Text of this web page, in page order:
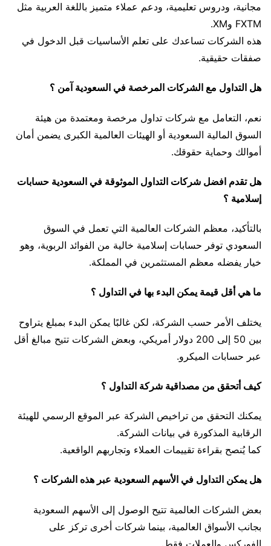
مجانية، ودروس تعليمية، ودعم عملاء متميز باللغة العربية مثل
FXTM وXM.
هذه الشركات تساعدك على تعلم الأساسيات قبل الدخول في
صفقات حقيقية.
هل التداول مع الشركات المرخصة في السعودية آمن ؟
نعم، التعامل مع شركات تداول مرخصة ومعتمدة من هيئة
السوق المالية السعودية أو الهيئات العالمية الكبرى يضمن أمان
أموالك وحماية حقوقك.
هل تقدم افضل شركات التداول الموثوقة في السعودية حسابات
إسلامية ؟
بالتأكيد، معظم الشركات العالمية التي تعمل في السوق
السعودي توفر حسابات إسلامية خالية من الفوائد الربوية، وهو
خيار يفضله معظم المستثمرين في المملكة.
ما هي أقل قيمة يمكن البدء بها في التداول ؟
يختلف الأمر حسب الشركة، لكن غالبًا يمكن البدء بمبلغ يتراوح
بين 50 إلى 200 دولار أمريكي، وبعض الشركات تتيح مبالغ أقل
عبر حسابات الميكرو.
كيف أتحقق من مصداقية شركة التداول ؟
يمكنك التحقق من تراخيص الشركة عبر الموقع الرسمي للهيئة
الرقابية المذكورة في بيانات الشركة.
كما يُنصح بقراءة تقييمات العملاء وتجاربهم الواقعية.
هل يمكن التداول في الأسهم السعودية عبر هذه الشركات ؟
بعض الشركات العالمية تتيح الوصول إلى الأسهم السعودية
بجانب الأسواق العالمية، بينما شركات أخرى تركز على
الفوركس والعملات فقط.